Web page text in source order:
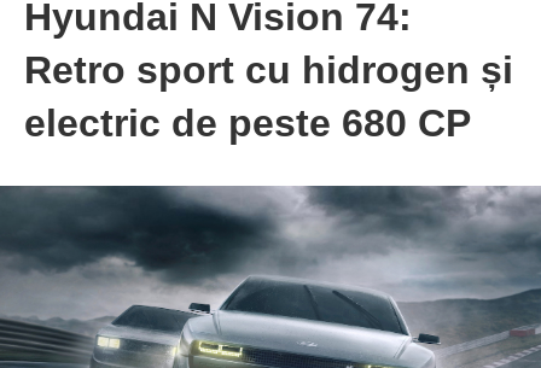
Hyundai N Vision 74:
Retro sport cu hidrogen și
electric de peste 680 CP